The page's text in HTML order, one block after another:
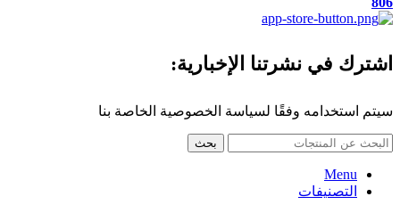
اشترك في نشرتنا الإخبارية:
سيتم استخدامه وفقًا لسياسة الخصوصية الخاصة بنا
بحث
Menu
التصنيفات